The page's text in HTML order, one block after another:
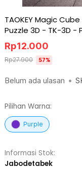
TAOKEY Magic
Puzzle 3D - TK-3D -
Belum ada ulasan •
Rp12.000
Rp27.900 57%
Pilihan Warna:
Purple
Informasi Stok:
Jabodetabek